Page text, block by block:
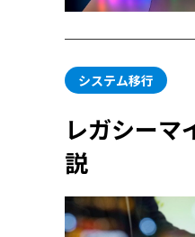
システム移行
レガシーマ
説